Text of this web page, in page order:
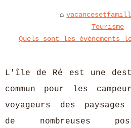
Tourisme
Quels sont les événements
L'île de Ré est une
commun pour les
voyageurs des
de nombreuses